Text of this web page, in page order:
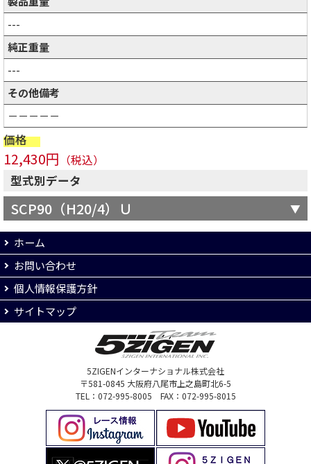
---
純正重量
---
その他備考
－－－－－
価格
12,430円 （税込）
型式別データ
SCP90（H20/4）Ｕ
ホーム
お問い合わせ
個人情報保護方針
サイトマップ
5ZIGENインターナショナル株式会社
〒581-0845 大阪府八尾市上之島町北6-5
TEL：072-995-8005 FAX：072-995-8015